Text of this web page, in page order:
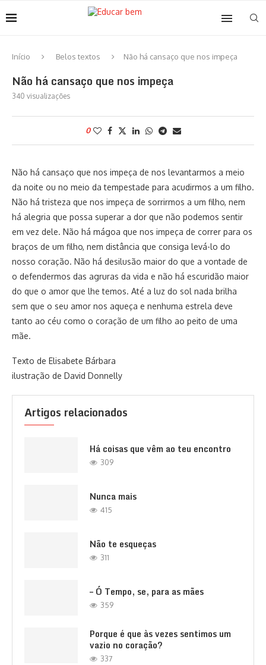
Início Belos textos Não há cansaço que nos impeça
Não há cansaço que nos impeça
340 visualizações
0
Não há cansaço que nos impeça de nos levantarmos a meio
da noite ou no meio da tempestade para acudirmos a um filho.
Não há tristeza que nos impeça de sorrirmos a um filho, nem
há alegria que possa superar a dor que não podemos sentir
em vez dele. Não há mágoa que nos impeça de correr para os
braços de um filho, nem distância que consiga levá-lo do
nosso coração. Não há desilusão maior do que a vontade de
o defendermos das agruras da vida e não há escuridão maior
do que o amor que lhe temos. Até a luz do sol nada brilha
sem que o seu amor nos aqueça e nenhuma estrela deve
tanto ao céu como o coração de um filho ao peito de uma
mãe.
Texto de Elisabete Bárbara
ilustração de David Donnelly
Artigos relacionados
Há coisas que vêm ao teu encontro
309
Nunca mais
415
Não te esqueças
311
– Ó Tempo, se, para as mães
359
Porque é que às vezes sentimos um
vazio no coração?
337